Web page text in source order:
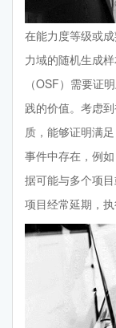
在能力度等级或
力域的随机生成
（OSF）需要证
践的价值。考虑
质，能够证明满
事件中存在，例
据可能与多个项
项目经常延期，执